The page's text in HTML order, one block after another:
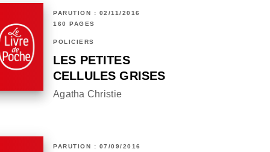
PARUTION : 02/11/2016
160 PAGES
POLICIERS
LES PETITES
CELLULES GRISES
Agatha Christie
PARUTION : 07/09/2016